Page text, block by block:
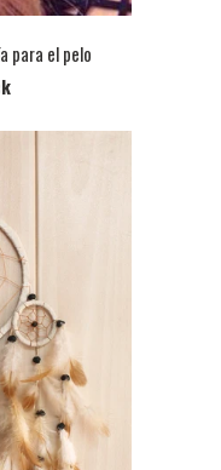
para el pelo